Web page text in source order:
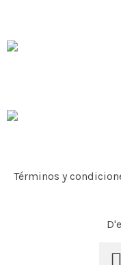
Términos y